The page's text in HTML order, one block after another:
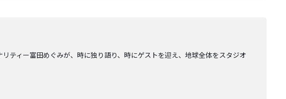
ィー富田めぐみが、時に独り語り、時にゲストを迎え、地球全体をスタジオ